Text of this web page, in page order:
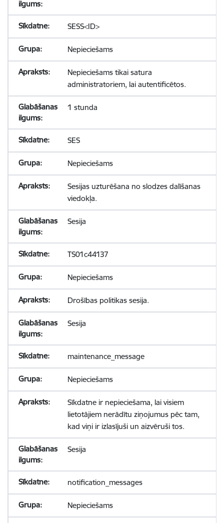
SESS<ID>
Nepieciešams
Nepieciešams tikai satura
administratoriem, lai autentificētos.
1 stunda
SES
Nepieciešams
Sesijas uzturēšana no slodzes dalīšanas
viedokļa.
Sesija
TS01c44137
Nepieciešams
Drošības politikas sesija.
Sesija
maintenance_message
Nepieciešams
Sīkdatne ir nepieciešama, lai visiem
lietotājiem nerādītu ziņojumus pēc tam,
kad viņi ir izlasījuši un aizvēruši tos.
Sesija
notification_messages
Nepieciešams